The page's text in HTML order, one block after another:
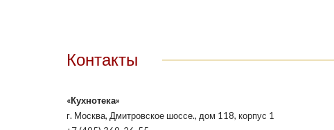
Контакты
«Кухнотека»
г. Москва, Дмитровское шоссе., дом 118, корпус 1